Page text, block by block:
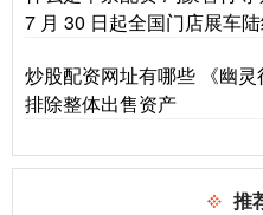
7 月 30 日起全国门店展车
炒股配资网址有哪些 《幽
排除整体出售资产
推